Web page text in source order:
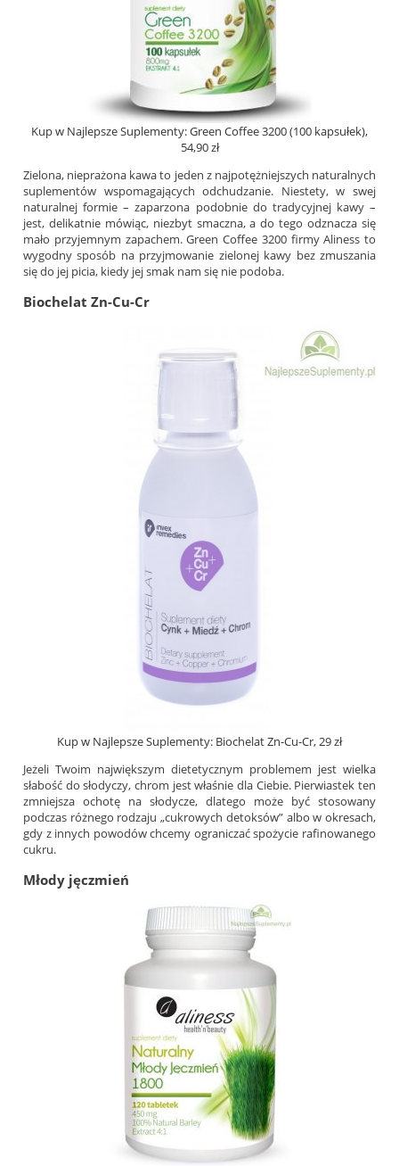
Kup w Najlepsze Suplementy: Green Coffee 3200 (100 kapsułek),
54,90 zł
Zielona, nieprażona kawa to jeden z najpotężniejszych naturalnych
suplementów wspomagających odchudzanie. Niestety, w swej
naturalnej formie – zaparzona podobnie do tradycyjnej kawy –
jest, delikatnie mówiąc, niezbyt smaczna, a do tego odznacza się
mało przyjemnym zapachem. Green Coffee 3200 firmy Aliness to
wygodny sposób na przyjmowanie zielonej kawy bez zmuszania
się do jej picia, kiedy jej smak nam się nie podoba.
Biochelat Zn-Cu-Cr
Kup w Najlepsze Suplementy: Biochelat Zn-Cu-Cr, 29 zł
Jeżeli Twoim największym dietetycznym problemem jest wielka
słabość do słodyczy, chrom jest właśnie dla Ciebie. Pierwiastek ten
zmniejsza ochotę na słodycze, dlatego może być stosowany
podczas różnego rodzaju „cukrowych detoksów” albo w okresach,
gdy z innych powodów chcemy ograniczać spożycie rafinowanego
cukru.
Młody jęczmień